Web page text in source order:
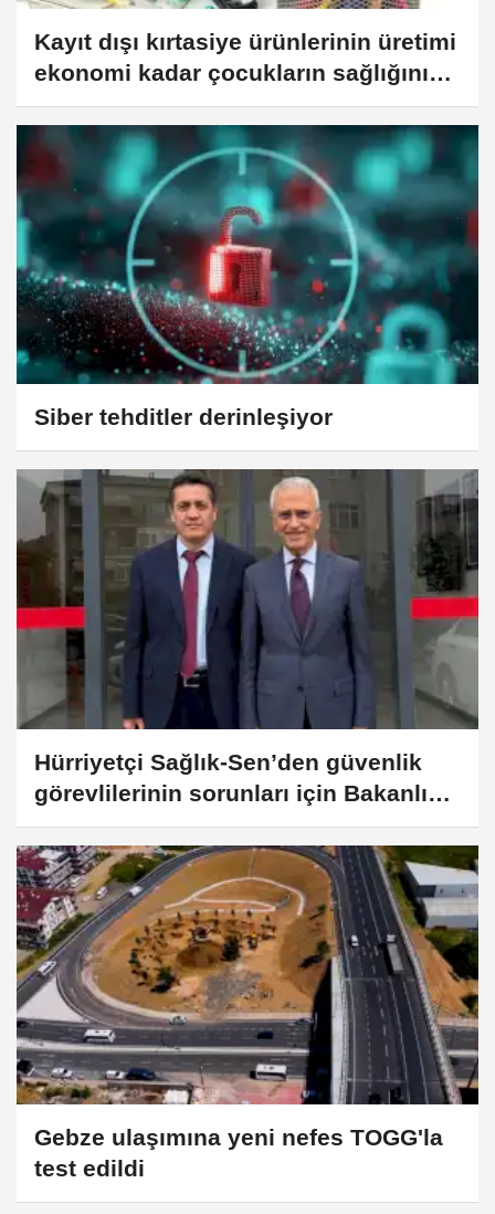
Kayıt dışı kırtasiye ürünlerinin üretimi
ekonomi kadar çocukların sağlığını
da tehdit ediyor
Siber tehditler derinleşiyor
Hürriyetçi Sağlık-Sen’den güvenlik
görevlilerinin sorunları için Bakanlığa
başvuru
Gebze ulaşımına yeni nefes TOGG'la
test edildi